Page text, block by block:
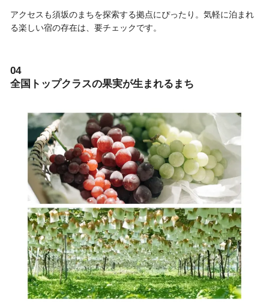
アクセスも須坂のまちを探索する拠点にぴったり。気軽に泊まれ
る楽しい宿の存在は、要チェックです。
04
全国トップクラスの果実が生まれるまち